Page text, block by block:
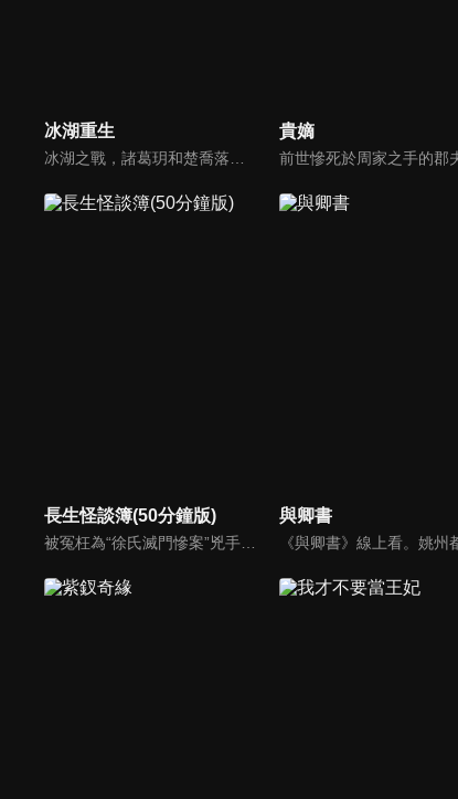
冰湖重生 貴嫡
長生怪談簿(50分鐘版) 與卿書